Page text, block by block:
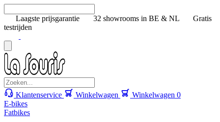
Laagste prijsgarantie 32 showrooms in BE & NL
Gratis
testrijden
Klantenservice Winkelwagen Winkelwagen 0
E-bikes
Fatbikes